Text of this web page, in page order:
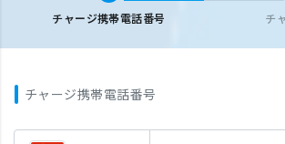
チャージ携帯電話番号
チ
チャージ携帯電話番号